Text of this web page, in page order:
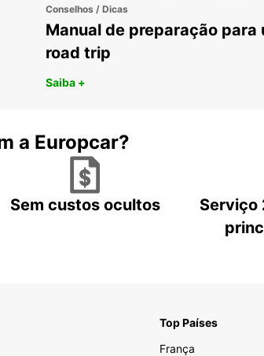
Conselhos / Dicas
Manual de preparação para
road trip
Saiba +
a Europcar?
Sem custos ocultos
Serviço
Top Países
França